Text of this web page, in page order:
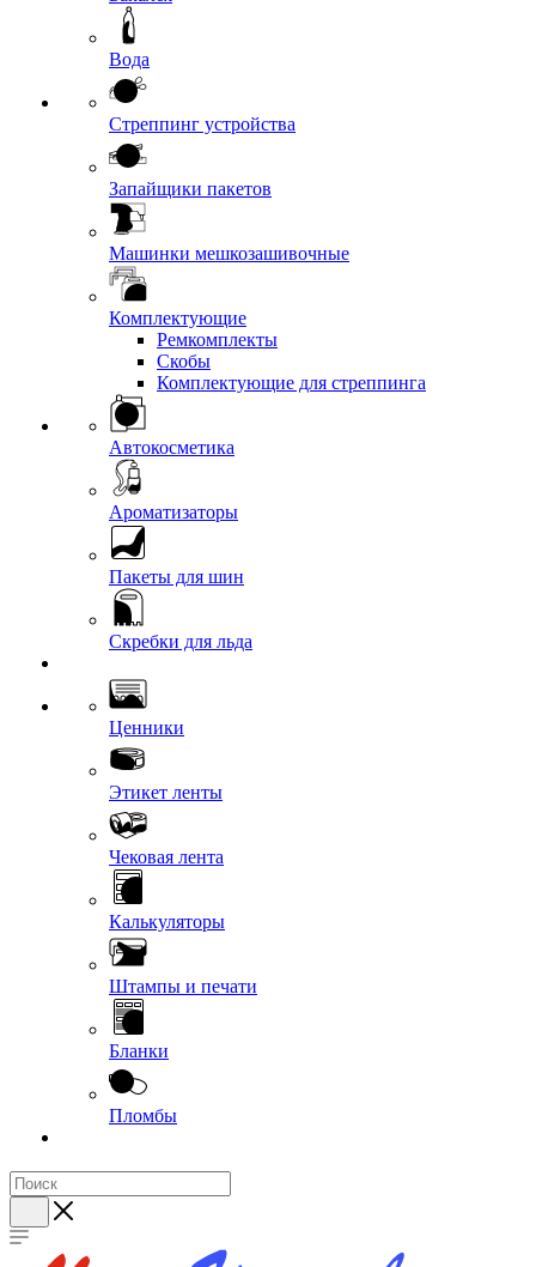
Вода
Стреппинг устройства
Запайщики пакетов
Машинки мешкозашивочные
Комплектующие
Ремкомплекты
Скобы
Комплектующие для стреппинга
Автокосметика
Ароматизаторы
Пакеты для шин
Скребки для льда
Ценники
Этикет ленты
Чековая лента
Калькуляторы
Штампы и печати
Бланки
Пломбы